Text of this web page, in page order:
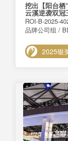
挖出【阳台栖
云溪逆袭双冠
ROI-B-2025-
品牌公司组 /
2025银